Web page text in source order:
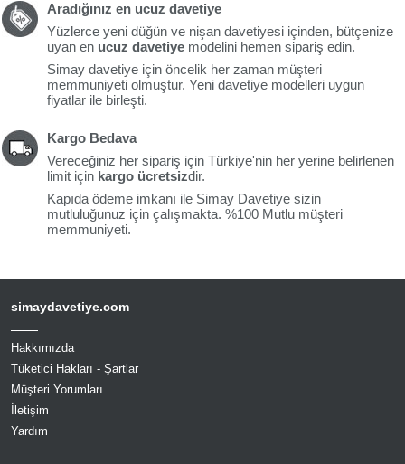
Aradığınız en ucuz davetiye
Yüzlerce yeni düğün ve nişan davetiyesi içinden, bütçenize
uyan en ucuz davetiye modelini hemen sipariş edin.
Simay davetiye için öncelik her zaman müşteri
memmuniyeti olmuştur. Yeni davetiye modelleri uygun
fiyatlar ile birleşti.
Kargo Bedava
Vereceğiniz her sipariş için Türkiye'nin her yerine belirlenen
limit için kargo ücretsizdir.
Kapıda ödeme imkanı ile Simay Davetiye sizin
mutluluğunuz için çalışmakta. %100 Mutlu müşteri
memmuniyeti.
simaydavetiye.com
Hakkımızda
Tüketici Hakları - Şartlar
Müşteri Yorumları
İletişim
Yardım